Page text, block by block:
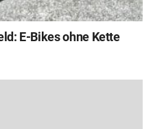
E-Bikes ohne Kette